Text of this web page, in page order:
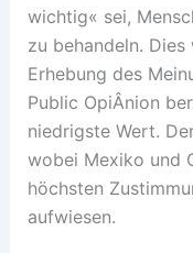
wichtig« sei,
zu behandeln.
Erhebung des
Public OpiÂ­nion
niedrigste Wert.
wobei Mexiko und
höchsten
aufwiesen.